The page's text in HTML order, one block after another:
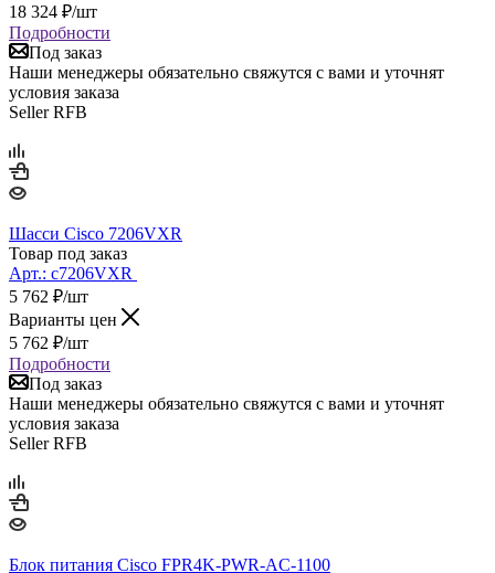
18 324 ₽/шт
Подробности
Под заказ
Наши менеджеры обязательно свяжутся с вами и уточнят
условия заказа
Seller RFB
Шасси Cisco 7206VXR
Товар под заказ
Арт.: c7206VXR
5 762 ₽/шт
Варианты цен
5 762 ₽/шт
Подробности
Под заказ
Наши менеджеры обязательно свяжутся с вами и уточнят
условия заказа
Seller RFB
Блок питания Cisco FPR4K-PWR-AC-1100